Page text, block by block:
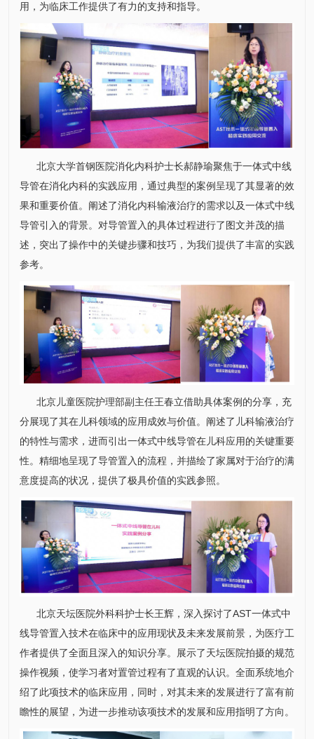
用，为临床工作提供了有力的支持和指导。
北京大学首钢医院消化内科护士长郝静瑜聚焦于一体式中线
导管在消化内科的实践应用，通过典型的案例呈现了其显著的效
果和重要价值。阐述了消化内科输液治疗的需求以及一体式中线
导管引入的背景。对导管置入的具体过程进行了图文并茂的描
述，突出了操作中的关键步骤和技巧，为我们提供了丰富的实践
参考。
北京儿童医院护理部副主任王春立借助具体案例的分享，充
分展现了其在儿科领域的应用成效与价值。阐述了 儿科输液治疗
的特性与需求，进而引出一体式中线导管在儿科应用的关键重要
性。精细地呈现了导管置入的流程，并描绘了家属对于治疗的满
意度提高的状况，提供了极具价值的实践参照。
北京天坛医院外科科护士长王辉，深入探讨了AST一体式中
线导管置入技术在临床中的应用现状及未来发展前景，为医疗工
作者提供了全面且深入的知识分享。展示了天坛医院拍摄的规范
操作视频，使学习者对置管过程有了直观的认识。全面系统地介
绍了此项技术的临床应用，同时，对其未来的发展进行了富有前
瞻性的展望，为进一步推动该项技术的发展和应用指明了方向。